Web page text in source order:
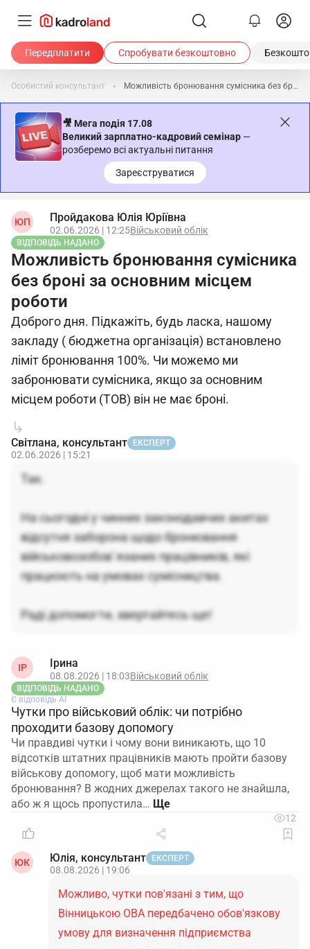
Передплатити Спробувати безкоштовно
Особистий консультант Можливість бронювання сумісника без броні за основним місцем роботи
🎥 Мега подія 17.08
Великий зарплатно-кадровий семінар —
розберемо всі актуальні питання
Зареєструватися
ЮП Пройдакова Юлія Юріївна
02.06.2026 | 12:25Військовий облік
ВІДПОВІДЬ НАДАНО
Можливість бронювання сумісника
без броні за основним місцем
роботи
Доброго дня. Підкажіть, будь ласка, нашому
закладу ( бюджетна організація) встановлено
ліміт бронювання 100%. Чи можемо ми
забронювати сумісника, якщо за основним
місцем роботи (ТОВ) він не має броні.
Світлана, консультант ЕКСПЕРТ
02.06.2026 | 15:21
Так.
На сьогодні у чинних законодавчих акитах
відсутня заборона щодо бронювання
військовозобов`язаних працівників, які
працюють на умовах сумісництва.
Раді допомогти, звертайтесь ще!
ІР Ірина
08.08.2026 | 18:03Військовий облік
ВІДПОВІДЬ НАДАНО
Є відповідь АІ
Чутки про військовий облік: чи потрібно
проходити базову допомогу
Чи правдиві чутки і чому вони виникають, що 10
відсотків штатних працівників мають пройти базову
військову допомогу, щоб мати можливість
бронювання? В жодних джерелах такого не знайшла,
або ж я щось пропустила…
12
ЮК Юлія, консультант ЕКСПЕРТ
08.08.2026 | 19:06
Можливо, чутки пов'язані з тим, що
Вінницькою ОВА передбачено обов'язкову
умову для визначення підприємства